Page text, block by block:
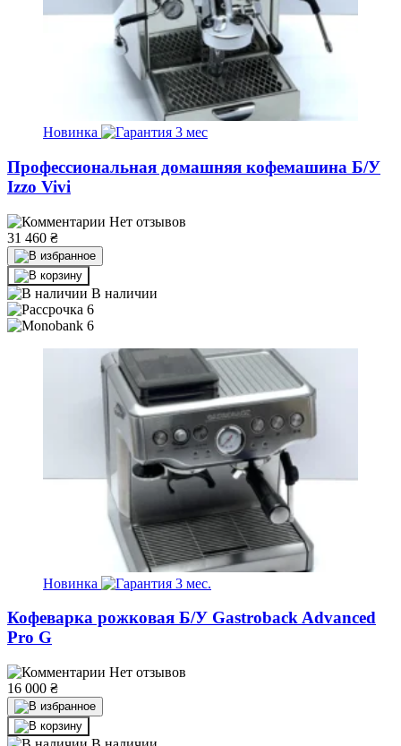
Новинка 3 мес
Профессиональная домашняя кофемашина Б/У
Izzo Vivi
Нет отзывов
31 460 ₴
В наличии
6
6
Новинка 3 мес.
Кофеварка рожковая Б/У Gastroback Advanced
Pro G
Нет отзывов
16 000 ₴